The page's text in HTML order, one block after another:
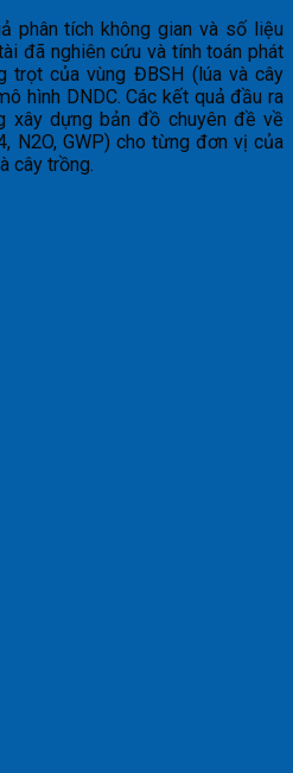
phân tích không gian và số liệu
đã nghiên cứu và tính toán phát
trọt của vùng ĐBSH (lúa và cây
hình DNDC. Các kết quả đầu ra
xây dựng bản đồ chuyên đề về
N2O, GWP) cho từng đơn vị của
cây trồng.